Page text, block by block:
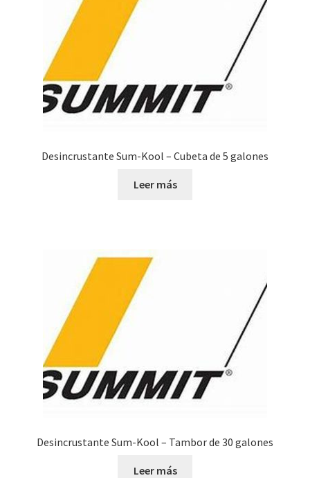
Desincrustante Sum-Kool – Cubeta de 5 galones
Leer más
Desincrustante Sum-Kool – Tambor de 30 galones
Leer más